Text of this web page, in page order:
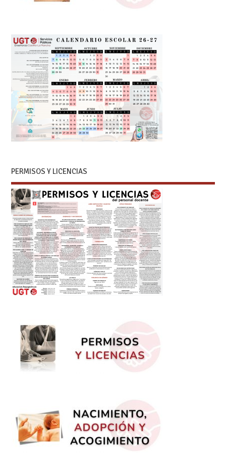
PERMISOS Y LICENCIAS